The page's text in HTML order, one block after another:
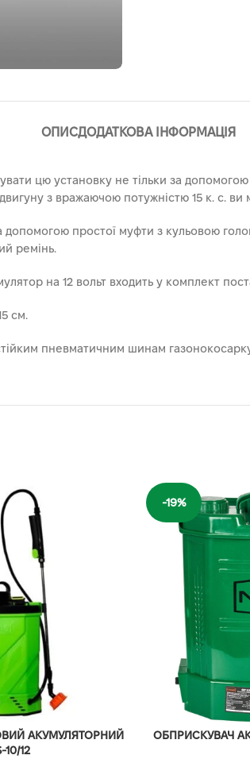
ОПИСДОДАТКОВА ІНФОРМАЦІЯ
цю установку не тільки за
з вражаючою потужністю 15 к. с.
допомогою простої муфти з кульовою
ремінь.
на 12 вольт входить у комплект
см.
пневматичним шинам
АКУМУЛЯТОРНИЙ
10/12
-19%
ОБПРИСКУВАЧ